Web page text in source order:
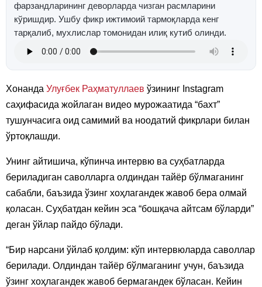
фарзандларининг деворларда чизган расмларини
кўришдир. Ушбу фикр ижтимоий тармоқларда кенг
тарқалиб, мухлислар томонидан илиқ кутиб олинди.
Хонанда Улуғбек Раҳматуллаев ўзининг Instagram
саҳифасида жойлаган видео мурожаатида “бахт”
тушунчасига оид самимий ва ноодатий фикрлари билан
ўртоқлашди.
Унинг айтишича, кўпинча интервю ва суҳбатларда
бериладиган саволларга олдиндан тайёр бўлмаганинг
сабабли, баъзида ўзинг хоҳлагандек жавоб бера олмай
қоласан. Суҳбатдан кейин эса “бошқача айтсам бўларди”
деган ўйлар пайдо бўлади.
“Бир нарсани ўйлаб қолдим: кўп интервюларда саволлар
берилади. Олдиндан тайёр бўлмаганинг учун, баъзида
ўзинг хоҳлагандек жавоб бермагандек бўласан. Кейин